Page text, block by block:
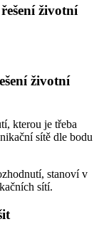
životní
životní
kterou je třeba
sítě dle bodu
stanoví v
sítí.